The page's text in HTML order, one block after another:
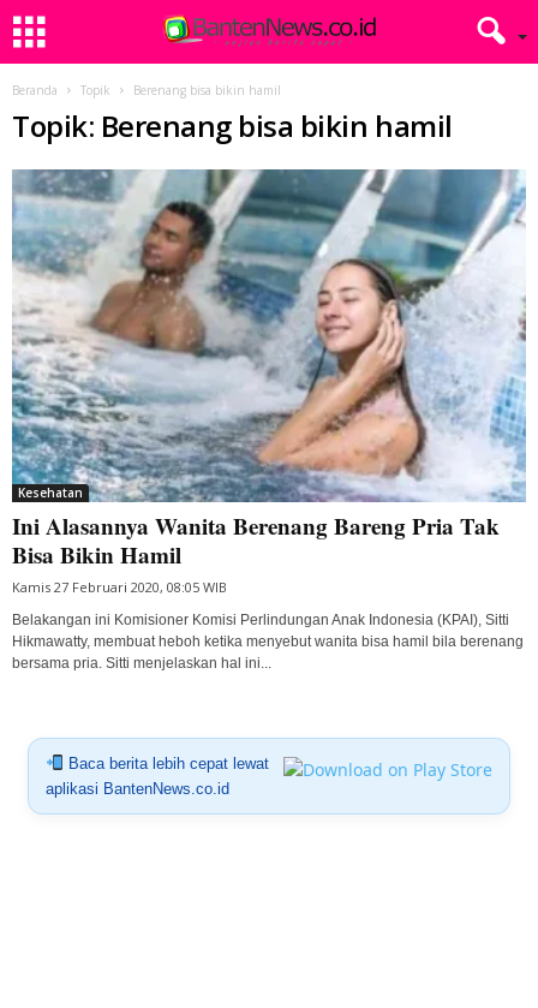
Beranda Topik Berenang bisa bikin hamil
Topik: Berenang bisa bikin hamil
Kesehatan
Ini Alasannya Wanita Berenang Bareng Pria Tak
Bisa Bikin Hamil
Kamis 27 Februari 2020, 08:05 WIB
Belakangan ini Komisioner Komisi Perlindungan Anak Indonesia (KPAI), Sitti
Hikmawatty, membuat heboh ketika menyebut wanita bisa hamil bila berenang
bersama pria. Sitti menjelaskan hal ini...
Baca berita lebih cepat lewat
aplikasi BantenNews.co.id